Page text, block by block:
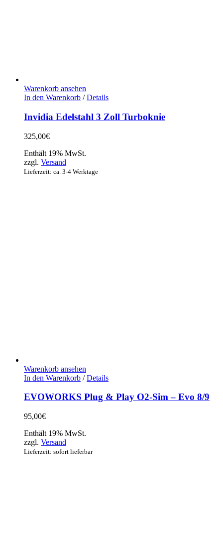
Warenkorb ansehen
In den Warenkorb / Details
Invidia Edelstahl 3 Zoll Turboknie
325,00€
Enthält 19% MwSt.
zzgl. Versand
Lieferzeit: ca. 3-4 Werktage
Warenkorb ansehen
In den Warenkorb / Details
EVOWORKS Plug & Play O2-Sim – Evo 8/9
95,00€
Enthält 19% MwSt.
zzgl. Versand
Lieferzeit: sofort lieferbar